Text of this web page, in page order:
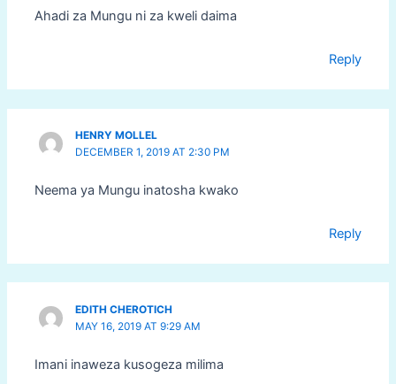
Ahadi za Mungu ni za kweli daima
Reply
HENRY MOLLEL
DECEMBER 1, 2019 AT 2:30 PM
Neema ya Mungu inatosha kwako
Reply
EDITH CHEROTICH
MAY 16, 2019 AT 9:29 AM
Imani inaweza kusogeza milima